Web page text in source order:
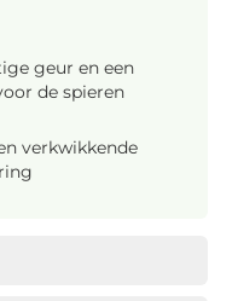
geur en een
de spieren
verkwikkende